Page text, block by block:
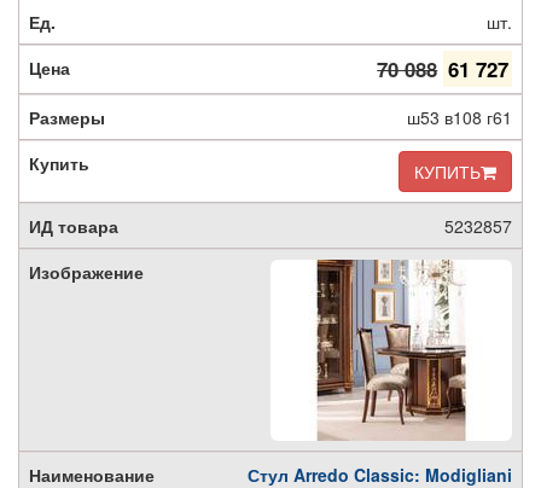
шт.
70 088 61 727
ш53 в108 г61
КУПИТЬ
5232857
Стул Arredo Classic: Modigliani